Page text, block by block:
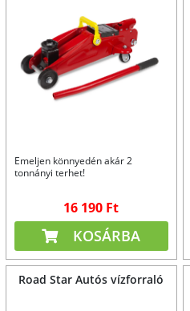
Emeljen könnyedén akár 2
tonnányi terhet!
16 190 Ft
KOSÁRBA
Road Star Autós vízforraló